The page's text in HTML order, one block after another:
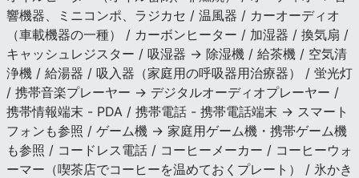
響機器、ミニコンポ、ラジカセ / 温風器 / カーオーディオ
（車載機器の一種） / カーボンヒーター / 加湿器 / 換気扇 /
キャッシュレジスター / 吸湿器 → 除湿機 / 給茶機 / 空気清
浄機 / 給湯器 / 吸入器（家庭用の呼吸器用治療器） / 蛍光灯
/ 携帯音楽プレーヤー → デジタルオーディオプレーヤー /
携帯情報端末 - PDA / 携帯電話 - 携帯電話端末 → スマート
フォンも参照 / ゲーム機 → 家庭用ゲーム機・携帯ゲーム機
も参照 / コードレス電話 / コーヒーメーカー / コーヒーウォ
ーマー（喫茶店でコーヒーを温めておくプレート） / 氷かき